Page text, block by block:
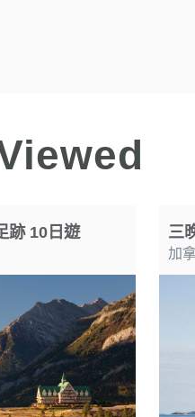
跡 10日遊 三
加